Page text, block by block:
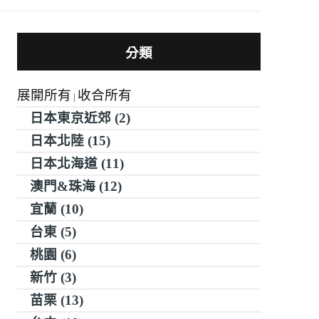
分類
展開所有 | 收合所有
日本東京近郊 (2)
日本北陸 (15)
日本北海道 (11)
澳門&珠海 (12)
宜蘭 (10)
台東 (5)
桃園 (6)
新竹 (3)
苗栗 (13)